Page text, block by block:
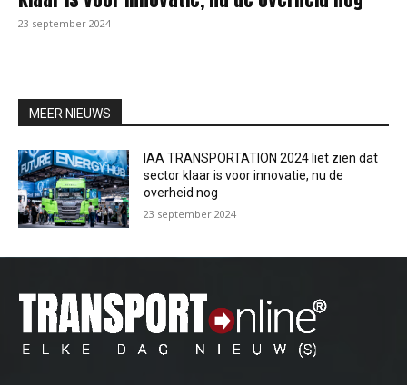
23 september 2024
MEER NIEUWS
IAA TRANSPORTATION 2024 liet zien dat
sector klaar is voor innovatie, nu de
overheid nog
23 september 2024